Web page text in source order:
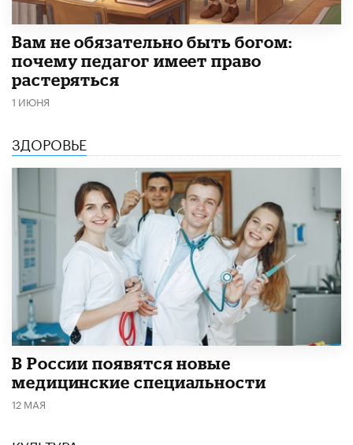
​Вам не обязательно быть богом:
почему педагог имеет право
растеряться
1 ИЮНЯ
ЗДОРОВЬЕ
В России появятся новые
медицинские специальности
12 МАЯ